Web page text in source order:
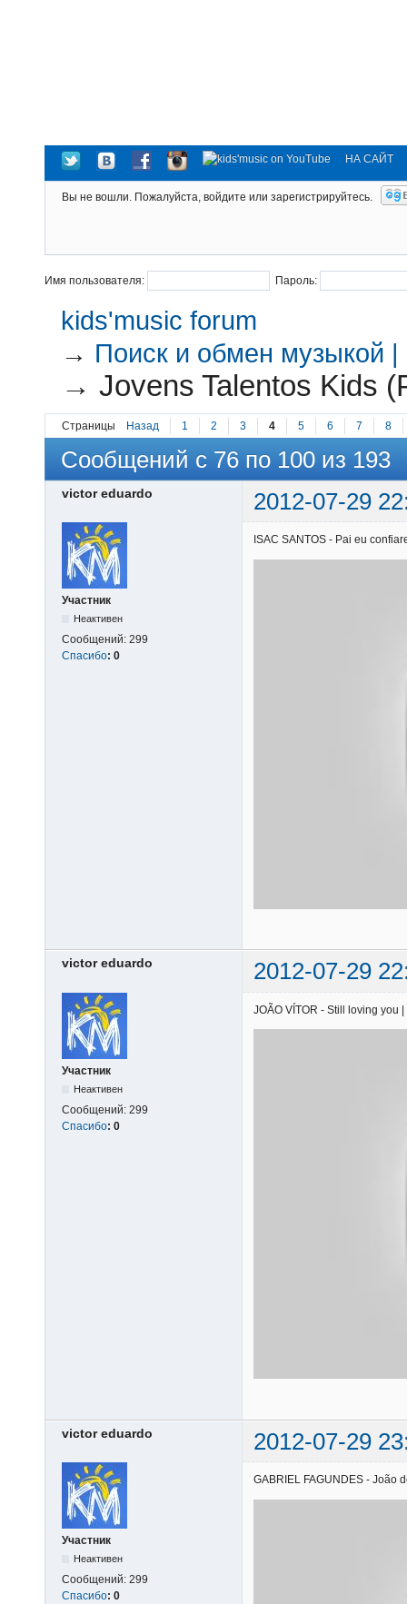
НА САЙТ
Вы не вошли. Пожалуйста, войдите или зарегистрируйтесь.
Имя пользователя: Пароль:
kids'music forum
→ Поиск и обмен музыкой
→Jovens Talentos Kids
Страницы Назад 1 2 3 4 5 6 7 8
Сообщений с 76 по 100 из 193
victor eduardo 2012-07-29
Участник
Неактивен
Сообщений: 299
Спасибо: 0
ISAC SANTOS - Pai eu
victor eduardo 2012-07-29
Участник
Неактивен
Сообщений: 299
Спасибо: 0
JOÃO VÍTOR - Still loving you
victor eduardo 2012-07-29
Участник
Неактивен
Сообщений: 299
Спасибо: 0
GABRIEL FAGUNDES - João